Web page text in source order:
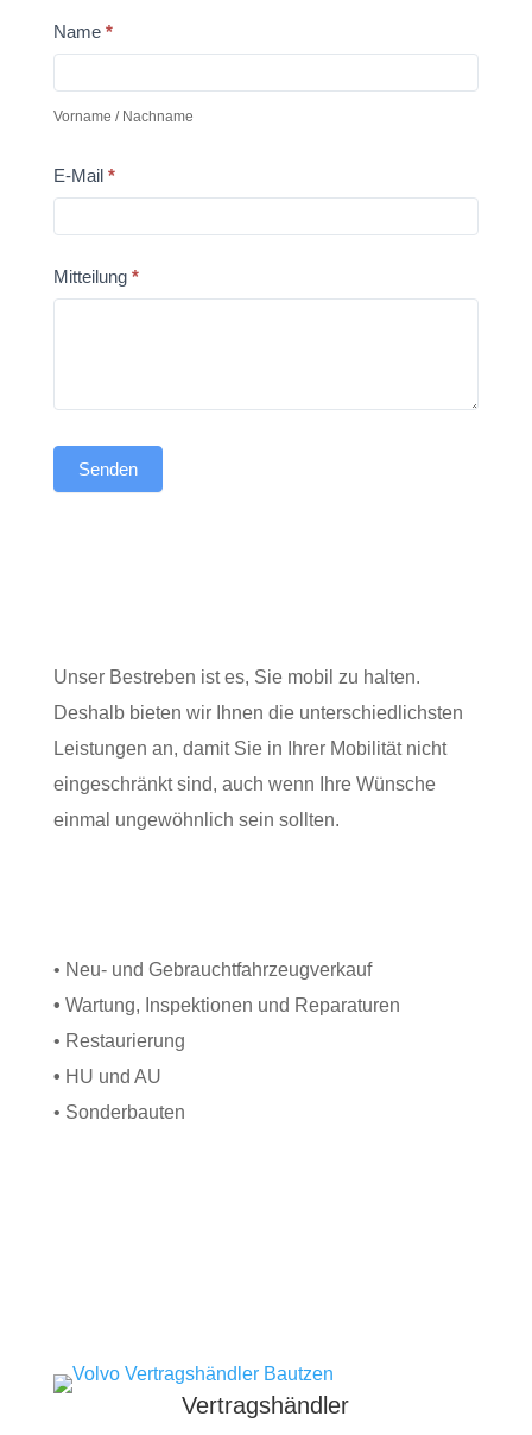
Allgemein
Name *
Vorname / Nachname
E-Mail *
Mitteilung *
Senden
Unser Bestreben ist es, Sie mobil zu halten.
Deshalb bieten wir Ihnen die unterschiedlichsten
Leistungen an, damit Sie in Ihrer Mobilität nicht
eingeschränkt sind, auch wenn Ihre Wünsche
einmal ungewöhnlich sein sollten.
• Neu- und Gebrauchtfahrzeugverkauf
• Wartung, Inspektionen und Reparaturen
• Restaurierung
• HU und AU
• Sonderbauten
Vertragshändler